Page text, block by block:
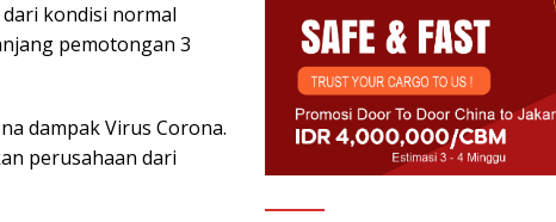
kondisi normal
pemotongan 3
dampak Virus Corona.
perusahaan dari